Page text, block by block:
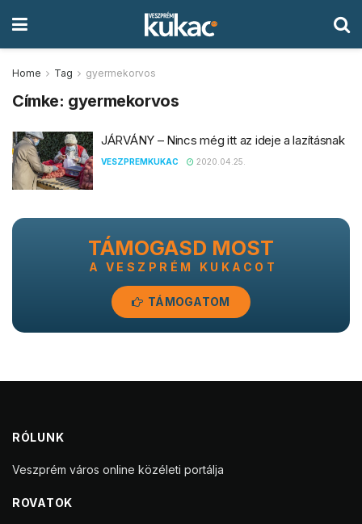
Home Tag gyermekorvos
Címke: gyermekorvos
JÁRVÁNY – Nincs még itt az ideje a lazításnak
VESZPREMKUKAC 2020.04.25.
TÁMOGASD MOST
A VESZPRÉM KUKACOT
TÁMOGATOM
RÓLUNK
Veszprém város online közéleti portálja
ROVATOK